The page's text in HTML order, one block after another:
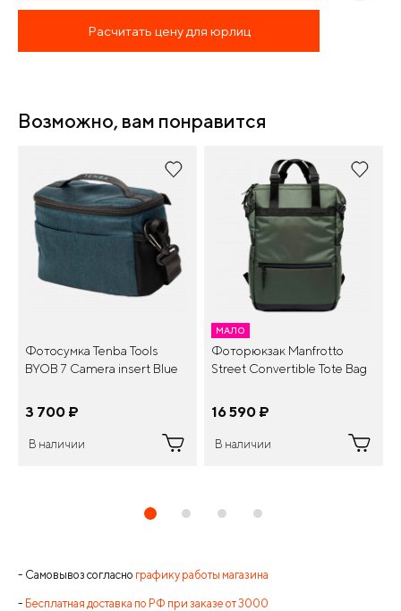
Расчитать цену для юрлиц
Возможно, вам понравится
Фотосумка Tenba Tools
BYOB 7 Camera insert Blue
3 700 ¤
В наличии
МАЛО
Фоторюкзак Manfrotto
Street Convertible Tote Bag
16 590 ¤
В наличии
- Самовывоз согласно графику работы магазина
- Бесплатная доставка по РФ при заказе от 3000